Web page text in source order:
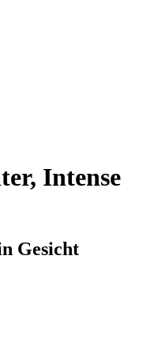
Intense
Gesicht